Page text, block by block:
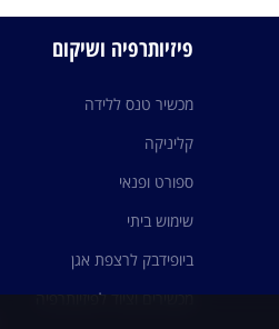
פיזיותרפיה ושיקום
מכשיר טנס ללידה
קליניקה
ספורט ופנאי
שימוש ביתי
ביופידבק לרצפת אגן
מכשירים וציוד לפיזיותרפיה